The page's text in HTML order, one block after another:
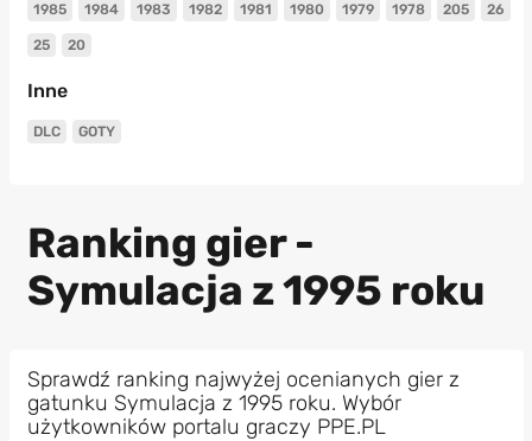
1985 1984 1983 1982 1981 1980 1979 1978 205 26
25 20
Inne
DLC GOTY
Ranking gier -
Symulacja z 1995 roku
Sprawdź ranking najwyżej ocenianych gier z
gatunku Symulacja z 1995 roku. Wybór
użytkowników portalu graczy PPE.PL